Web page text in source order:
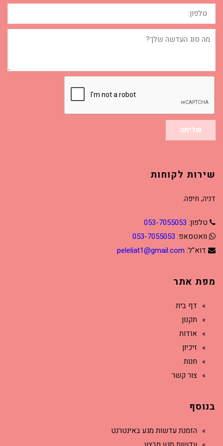
טלפון:
מה
סוג
שליחה
שירות לקוחות
דניה, חיפה.
טלפון: 053-7055053
וואטסאפ: 053-7055053
דוא”ל: peleliat1@gmail.com
מפת אתר
דף בית
תקנון
אודות
זיכיון
חנות
צור קשר
בנוסף
הזמנת עדשות מגע באינטרנט